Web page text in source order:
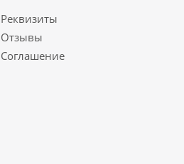
Реквизиты
Отзывы
Соглашение